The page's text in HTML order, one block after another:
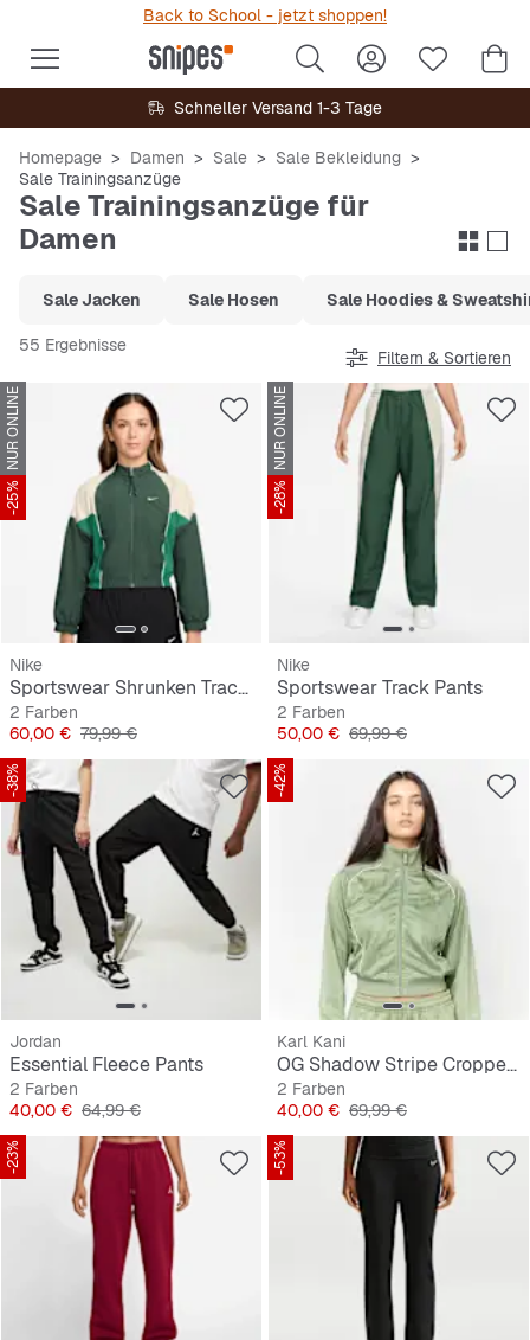
Back to School - jetzt shoppen!
Schneller Versand 1-3 Tage
Homepage Damen Sale
Sale Bekleidung
Sale Trainingsanzüge
Sale Trainingsanzüge für
Damen
Sale Jacken Sale Hosen Sale Hoodies &
55 Ergebnisse
Filtern & Sortieren
NUR ONLINE
-25%
Nike
Sportswear Shrunken Track Jacket
2 Farben
Preis
60,00 € Originalpreis
79,99 €
NUR ONLINE
-28%
Nike
Sportswear Track Pants
2 Farben
Preis
50,00 € Originalpreis
69,99 €
-38%
Jordan
Essential Fleece Pants
2 Farben
Preis
40,00 € Originalpreis
64,99 €
-42%
Karl Kani
OG Shadow Stripe Cropped Trackjacket
2 Farben
Preis
40,00 € Originalpreis
69,99 €
-23% -53%